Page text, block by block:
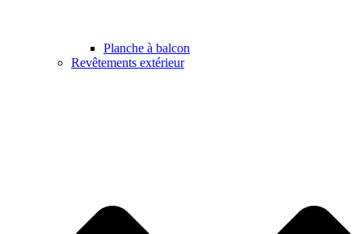
Planche à balcon
Revêtements extérieur